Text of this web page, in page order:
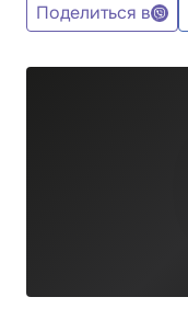
Поделиться в